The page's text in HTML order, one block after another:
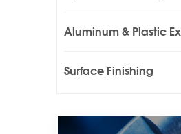
Aluminum & Plastic
Surface Finishing